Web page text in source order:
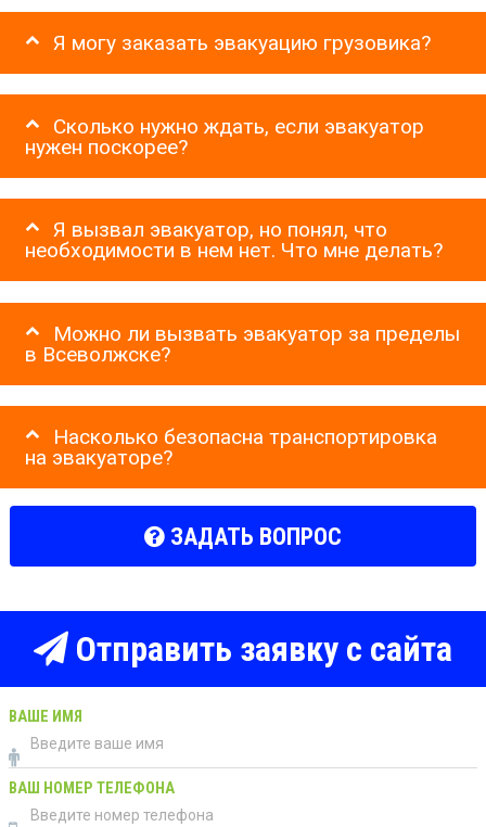
Я могу заказать эвакуацию грузовика?
Сколько нужно ждать, если эвакуатор
нужен поскорее?
Я вызвал эвакуатор, но понял, что
необходимости в нем нет. Что мне делать?
Можно ли вызвать эвакуатор за пределы
в Всеволжске?
Насколько безопасна транспортировка
на эвакуаторе?
ЗАДАТЬ ВОПРОС
Отправить заявку с сайта
ВАШЕ ИМЯ
ВАШ НОМЕР ТЕЛЕФОНА